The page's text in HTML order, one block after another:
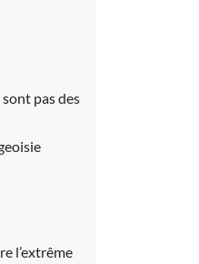
pas des
l’extrême